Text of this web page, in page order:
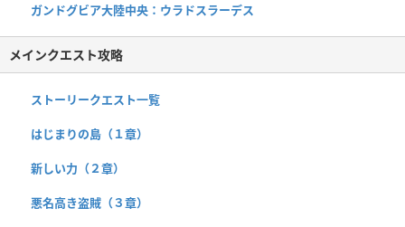
ガンドグビア大陸中央：ウラドスラーデス
メインクエスト攻略
ストーリークエスト一覧
はじまりの島（１章）
新しい力（２章）
悪名高き盗賊（３章）